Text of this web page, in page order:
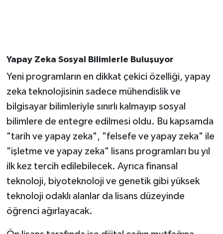
Yapay Zeka Sosyal Bilimlerle Buluşuyor
Yeni programların en dikkat çekici özelliği, yapay
zeka teknolojisinin sadece mühendislik ve
bilgisayar bilimleriyle sınırlı kalmayıp sosyal
bilimlere de entegre edilmesi oldu. Bu kapsamda
"tarih ve yapay zeka", "felsefe ve yapay zeka" ile
"işletme ve yapay zeka" lisans programları bu yıl
ilk kez tercih edilebilecek. Ayrıca finansal
teknoloji, biyoteknoloji ve genetik gibi yüksek
teknoloji odaklı alanlar da lisans düzeyinde
öğrenci ağırlayacak.